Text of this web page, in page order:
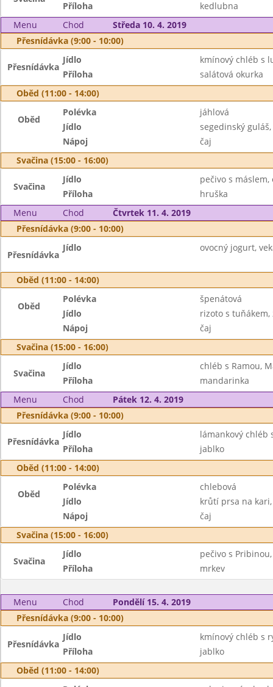
Příloha
kedlubna
Menu
Chod
Středa 10. 4. 2019
Přesnídávka (9:00 - 10:00)
Přesnídávka
Jídlo
kmínový chléb s
Příloha
salátová okurka
Oběd (11:00 - 14:00)
Oběd
Polévka
jáhlová
Jídlo
segedinský
Nápoj
čaj
Svačina (15:00 - 16:00)
Svačina
Jídlo
pečivo s máslem,
Příloha
hruška
Menu
Chod
Čtvrtek 11. 4. 2019
Přesnídávka (9:00 - 10:00)
Přesnídávka
Jídlo ovocný jogurt,
Oběd (11:00 - 14:00)
Oběd
Polévka
špenátová
Jídlo
rizoto s
Nápoj
čaj
Svačina (15:00 - 16:00)
Svačina
Jídlo
chléb s Ramou,
Příloha
mandarinka
Menu
Chod
Pátek 12. 4. 2019
Přesnídávka (9:00 - 10:00)
Přesnídávka
Jídlo
lámankový chléb
Příloha
jablko
Oběd (11:00 - 14:00)
Oběd
Polévka
chlebová
Jídlo
krůtí prsa na
Nápoj
čaj
Svačina (15:00 - 16:00)
Svačina
Jídlo
pečivo s
Příloha
mrkev
Menu Chod
Pondělí 15. 4. 2019
Přesnídávka (9:00 - 10:00)
Přesnídávka
Jídlo
kmínový chléb s
Příloha
jablko
Oběd (11:00 - 14:00)